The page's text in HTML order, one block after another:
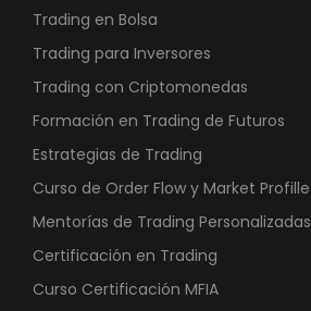
Trading en Bolsa
Trading para Inversores
Trading con Criptomonedas
Formación en Trading de Futuros
Estrategias de Trading
Curso de Order Flow y Market Profille
Mentorías de Trading Personalizadas
Certificación en Trading
Curso Certificación MFIA